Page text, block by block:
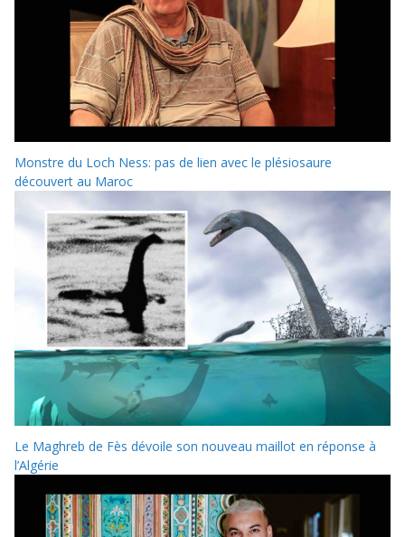
Monstre du Loch Ness: pas de lien avec le plésiosaure
découvert au Maroc
Le Maghreb de Fès dévoile son nouveau maillot en réponse à
l’Algérie